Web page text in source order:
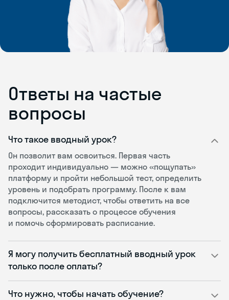
Ответы на частые
вопросы
Что такое вводный урок?
Он позволит вам освоиться. Первая часть
проходит индивидуально — можно «пощупать»
платформу и пройти небольшой тест, определить
уровень и подобрать программу. После к вам
подключится методист, чтобы ответить на все
вопросы, рассказать о процессе обучения
и помочь сформировать расписание.
Я могу получить бесплатный вводный урок
только после оплаты?
Что нужно, чтобы начать обучение?